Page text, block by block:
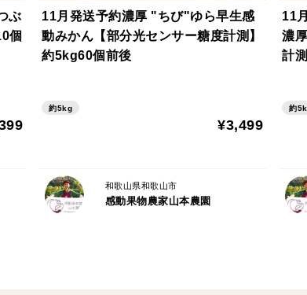
物の活動に着目している栽培のため、殺してしまう
上げてくれる作用により土もふかふかに保ちやすく
しています。
料の中で最も実への味わいを深めるものの一つに骨
リジナル配分の骨粉肥料を活用しています。
の技術を確立しようが、やはり自然のもの、味わ
ぶ
個
11月発送予約濃厚 "ちび"ゆら早生感
動みかん【部分光センサー糖度計測】
約5kg60個前後
約5kg
¥3,499
和歌山県和歌山市
感動果物農家山本農園
11
濃
計
約